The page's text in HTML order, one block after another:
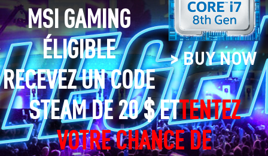
MSI GAMING
ÉLIGIBLE
RECEVEZ UN CODE
STEAM DE 20 $ ETTENTEZ
VOTRE CHANCE DE